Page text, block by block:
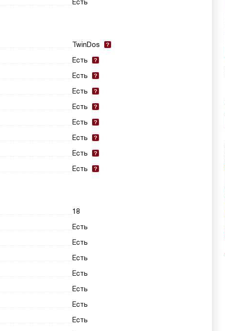
Есть
TwinDos
Есть
Есть
Есть
Есть
Есть
Есть
Есть
Есть
18
Есть
Есть
Есть
Есть
Есть
Есть
Есть